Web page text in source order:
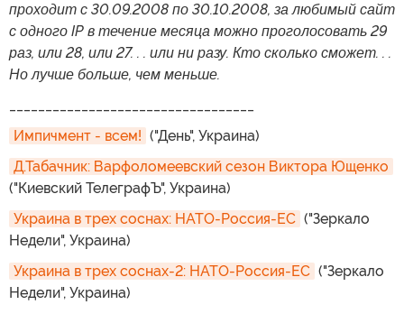
проходит с 30.09.2008 по 30.10.2008, за любимый сайт
с одного IP в течение месяца можно проголосовать 29
раз, или 28, или 27. . . или ни разу. Кто сколько сможет. . .
Но лучше больше, чем меньше.
Импичмент - всем! ("День", Украина)
Д.Табачник: Варфоломеевский сезон Виктора Ющенко
("Киевский ТелеграфЪ", Украина)
Украина в трех соснах: НАТО-Россия-ЕС ("Зеркало
Недели", Украина)
Украина в трех соснах-2: НАТО-Россия-ЕС ("Зеркало
Недели", Украина)